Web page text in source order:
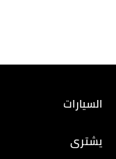
السيارات
جميع المركبات
يشترى